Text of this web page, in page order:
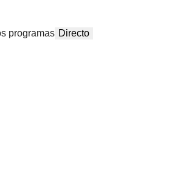
programas Directo